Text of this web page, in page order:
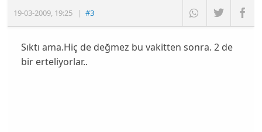
19-03-2009, 19:25 |#3
Sıktı ama.Hiç de değmez bu vakitten sonra. 2 de
bir erteliyorlar..